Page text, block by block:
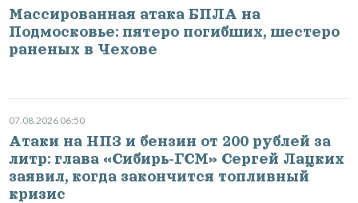
Массированная атака БПЛА на
Подмосковье: пятеро погибших, шестеро
раненых в Чехове
07.08.2026 06:50
Атаки на НПЗ и бензин от 200 рублей за
литр: глава «Сибирь-ГСМ» Сергей Лацких
заявил, когда закончится топливный
кризис